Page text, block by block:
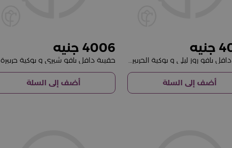
أضف إلى السلة
4006
حقيبة دافل بافو شيري و بوكية جربيرة
أضف إلى السلة